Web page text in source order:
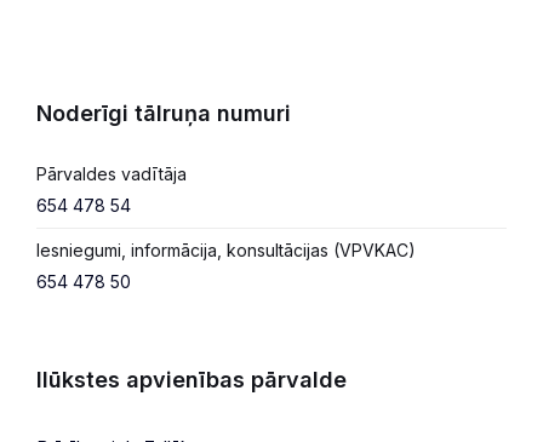
Noderīgi tālruņa numuri
Pārvaldes vadītāja
654 478 54
Iesniegumi, informācija, konsultācijas (VPVKAC)
654 478 50
Ilūkstes apvienības pārvalde